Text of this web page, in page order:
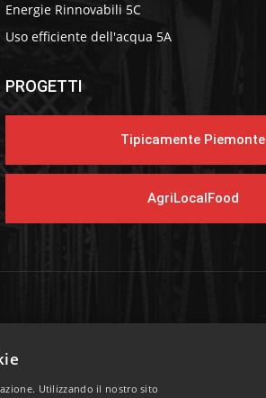
Energie Rinnovabili 5C
Uso efficiente dell'acqua 5A
PROGETTI
Tipicamente Piemonte
AgriLocalFood
Utilizzando il nostro sito